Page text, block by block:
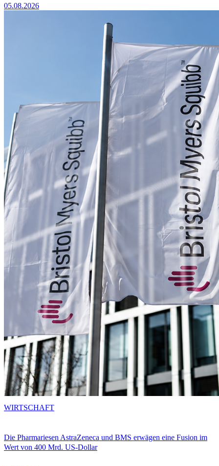
05.08.2026
Die Pharmariesen AstraZeneca und BMS erwägen eine Fusion im
Wert von 400 Mrd. US-Dollar
WIRTSCHAFT